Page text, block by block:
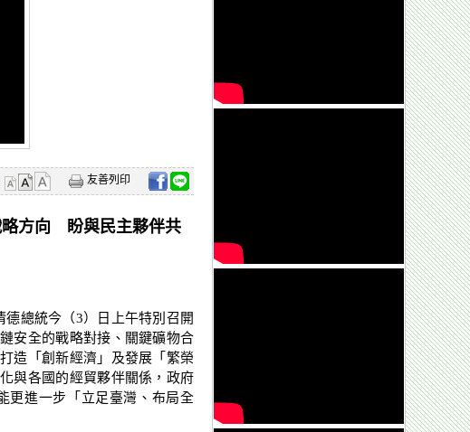
友善列印
略方向 盼與民主夥伴共
總統今（3）日上午特別召開
安全的戰略對接、關鍵礦物合
造「創新經濟」及發展「繁榮
與各國的經貿夥伴關係，政府
更進一步「立足臺灣、布局全